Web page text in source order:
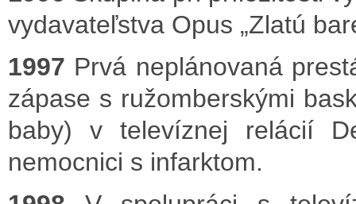
vydavateľstva Opus „Zlatú
1997 Prvá neplánovaná
zápase s ružomberskými
baby) v televíznej relácií
nemocnici s infarktom.